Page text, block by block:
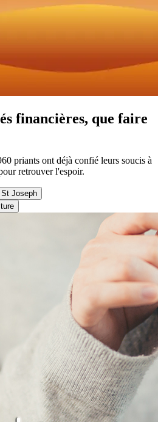
financières, que faire
priants ont déjà confié leurs soucis à
retrouver l'espoir.
Joseph